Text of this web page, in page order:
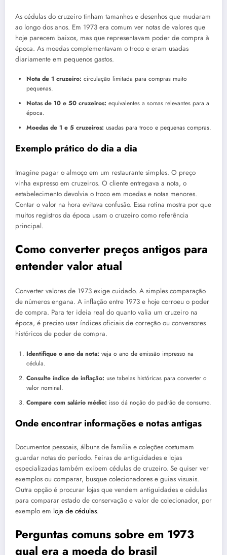
As cédulas do cruzeiro tinham tamanhos e desenhos que mudaram
ao longo dos anos. Em 1973 era comum ver notas de valores que
hoje parecem baixos, mas que representavam poder de compra à
época. As moedas complementavam o troco e eram usadas
diariamente em pequenos gastos.
Nota de 1 cruzeiro: circulação limitada para compras muito
pequenas.
Notas de 10 e 50 cruzeiros: equivalentes a somas relevantes para a
época.
Moedas de 1 e 5 cruzeiros: usadas para troco e pequenas compras.
Exemplo prático do dia a dia
Imagine pagar o almoço em um restaurante simples. O preço
vinha expresso em cruzeiros. O cliente entregava a nota, o
estabelecimento devolvia o troco em moedas e notas menores.
Contar o valor na hora evitava confusão. Essa rotina mostra por que
muitos registros da época usam o cruzeiro como referência
principal.
Como converter preços antigos para
entender valor atual
Converter valores de 1973 exige cuidado. A simples comparação
de números engana. A inflação entre 1973 e hoje corroeu o poder
de compra. Para ter ideia real do quanto valia um cruzeiro na
época, é preciso usar índices oficiais de correção ou conversores
históricos de poder de compra.
Identifique o ano da nota: veja o ano de emissão impresso na
cédula.
Consulte índice de inflação: use tabelas históricas para converter o
valor nominal.
Compare com salário médio: isso dá noção do padrão de consumo.
Onde encontrar informações e notas antigas
Documentos pessoais, álbuns de família e coleções costumam
guardar notas do período. Feiras de antiguidades e lojas
especializadas também exibem cédulas de cruzeiro. Se quiser ver
exemplos ou comparar, busque colecionadores e guias visuais.
Outra opção é procurar lojas que vendem antiguidades e cédulas
para comparar estado de conservação e valor de colecionador, por
exemplo em loja de cédulas.
Perguntas comuns sobre em 1973
qual era a moeda do brasil